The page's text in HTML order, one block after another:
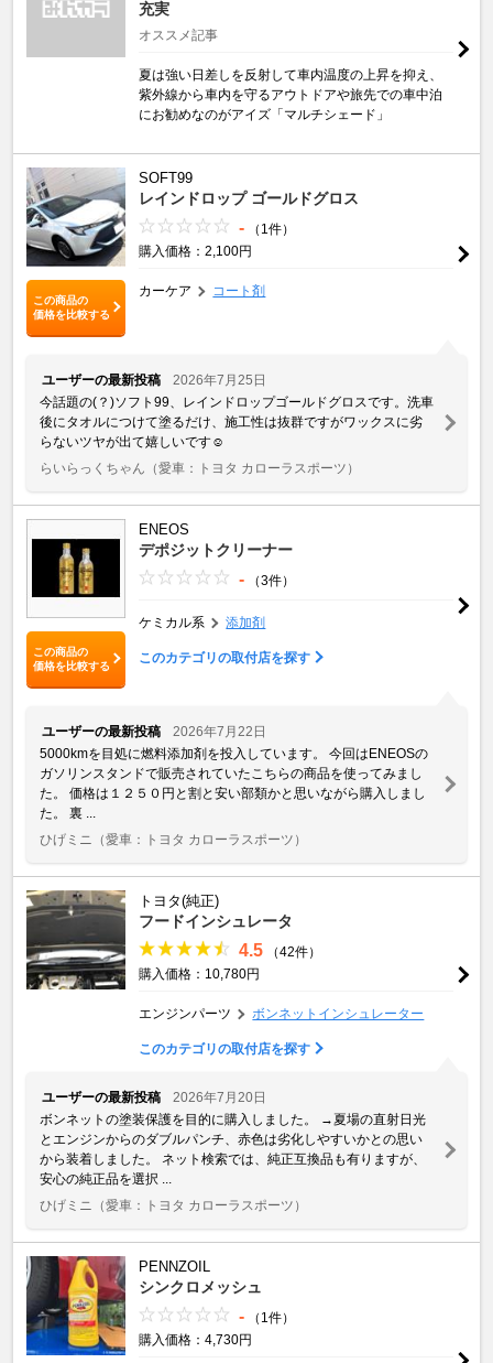
充実
オススメ記事
夏は強い日差しを反射して車内温度の上昇を抑え、
紫外線から車内を守るアウトドアや旅先での車中泊
にお勧めなのがアイズ「マルチシェード」
この商品の
価格を比較する
SOFT99
レインドロップ ゴールドグロス
-
（1件）
購入価格：2,100円
カーケア コート剤
ユーザーの最新投稿
2026年7月25日
今話題の(？)ソフト99、レインドロップゴールドグロスです。洗車
後にタオルにつけて塗るだけ、施工性は抜群ですがワックスに劣
らないツヤが出て嬉しいです☺️
らいらっくちゃん （愛車：トヨタ カローラスポーツ）
この商品の
価格を比較する
ENEOS
デポジットクリーナー
- （3件）
ケミカル系 添加剤
このカテゴリの取付店を探す
ユーザーの最新投稿
2026年7月22日
5000kmを目処に燃料添加剤を投入しています。 今回はENEOSの
ガソリンスタンドで販売されていたこちらの商品を使ってみまし
た。 価格は１２５０円と割と安い部類かと思いながら購入しまし
た。 裏 ...
ひげミニ
（愛車：トヨタ カローラスポーツ）
トヨタ(純正)
フードインシュレータ
4.5
（42件）
購入価格：10,780円
エンジンパーツ ボンネットインシュレーター
このカテゴリの取付店を探す
ユーザーの最新投稿
2026年7月20日
ボンネットの塗装保護を目的に購入しました。 →夏場の直射日光
とエンジンからのダブルパンチ、赤色は劣化しやすいかとの思い
から装着しました。 ネット検索では、純正互換品も有りますが、
安心の純正品を選択 ...
ひげミニ
（愛車：トヨタ カローラスポーツ）
PENNZOIL
シンクロメッシュ
-
（1件）
購入価格：4,730円